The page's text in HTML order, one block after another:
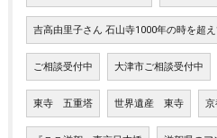
吉高由里子さん 石山寺1000年の時を超え
ご相談受付中 大津市ご相談受付中
東寺 五重塔 世界遺産 東寺